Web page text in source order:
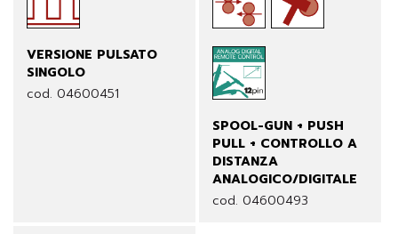
VERSIONE PULSATO
SINGOLO
cod. 04600451
SPOOL-GUN + PUSH
PULL + CONTROLLO A
DISTANZA
ANALOGICO/DIGITALE
cod. 04600493